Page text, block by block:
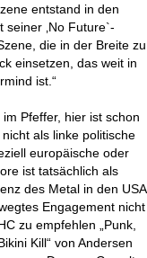
entstand in den
‚No Future`-
die in der Breite zu
einsetzen, das weit in
ist.“
Pfeffer, hier ist schon
als linke politische
europäische oder
ist tatsächlich als
des Metal in den USA
Engagement nicht
zu empfehlen „Punk,
Kill“ von Andersen